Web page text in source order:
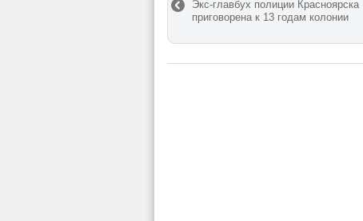
Экс-главбух полиции Красноярска
приговорена к 13 годам колонии